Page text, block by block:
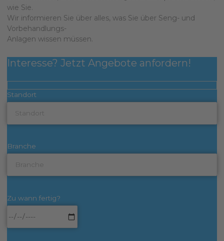
wie Sie.
Wir informieren Sie über alles, was Sie über Seng- und
Vorbehandlungs-
Anlagen wissen müssen.
Interesse? Jetzt Angebote anfordern!
Standort
Branche
Zu wann fertig?